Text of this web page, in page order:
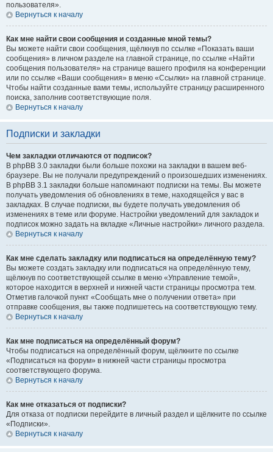
пользователя».
Вернуться к началу
Как мне найти свои сообщения и созданные мной темы?
Вы можете найти свои сообщения, щёлкнув по ссылке «Показать ваши
сообщения» в личном разделе на главной странице, по ссылке «Найти
сообщения пользователя» на странице вашего профиля на конференции
или по ссылке «Ваши сообщения» в меню «Ссылки» на главной странице.
Чтобы найти созданные вами темы, используйте страницу расширенного
поиска, заполнив соответствующие поля.
Вернуться к началу
Подписки и закладки
Чем закладки отличаются от подписок?
В phpBB 3.0 закладки были больше похожи на закладки в вашем веб-
браузере. Вы не получали предупреждений о произошедших изменениях.
В phpBB 3.1 закладки больше напоминают подписки на темы. Вы можете
получать уведомления об обновлениях в теме, находящейся у вас в
закладках. В случае подписки, вы будете получать уведомления об
изменениях в теме или форуме. Настройки уведомлений для закладок и
подписок можно задать на вкладке «Личные настройки» личного раздела.
Вернуться к началу
Как мне сделать закладку или подписаться на определённую тему?
Вы можете создать закладку или подписаться на определённую тему,
щёлкнув по соответствующей ссылке в меню «Управление темой»,
которое находится в верхней и нижней части страницы просмотра тем.
Отметив галочкой пункт «Сообщать мне о получении ответа» при
отправке сообщения, вы также подпишетесь на соответствующую тему.
Вернуться к началу
Как мне подписаться на определённый форум?
Чтобы подписаться на определённый форум, щёлкните по ссылке
«Подписаться на форум» в нижней части страницы просмотра
соответствующего форума.
Вернуться к началу
Как мне отказаться от подписки?
Для отказа от подписки перейдите в личный раздел и щёлкните по ссылке
«Подписки».
Вернуться к началу